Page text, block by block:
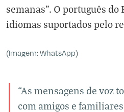
semanas". O português do
idiomas suportados pelo
(Imagem: WhatsApp)
“As mensagens de voz
com amigos e